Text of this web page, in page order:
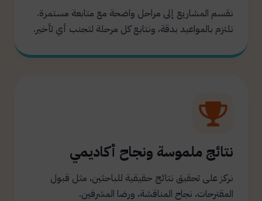
نقسم المشاريع إلى مراحل واضحة مع متابعة مستمرة.
نلتزم بالمواعيد بدقة، ونتابع كل مرحلة لتجنب أي تأخير.
نتائج ملموسة ونجاح أكاديمي
نركز على تحقيق نتائج حقيقية للباحثين، مثل قبول
المقترحات، نجاح المناقشة، ورضا المشرفين.